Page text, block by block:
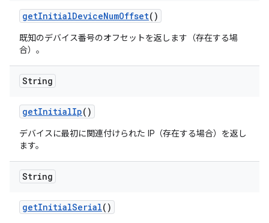
getInitialDeviceNumOffset()
既知のデバイス番号のオフセットを返します（存在する場
合）。
String
getInitialIp()
デバイスに最初に関連付けられた IP（存在する場合）を返し
ます。
String
getInitialSerial()